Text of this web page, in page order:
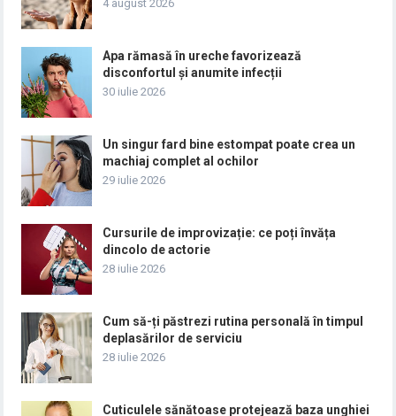
4 august 2026
Apa rămasă în ureche favorizează
disconfortul și anumite infecții
30 iulie 2026
Un singur fard bine estompat poate crea un
machiaj complet al ochilor
29 iulie 2026
Cursurile de improvizație: ce poți învăța
dincolo de actorie
28 iulie 2026
Cum să-ți păstrezi rutina personală în timpul
deplasărilor de serviciu
28 iulie 2026
Cuticulele sănătoase protejează baza unghiei